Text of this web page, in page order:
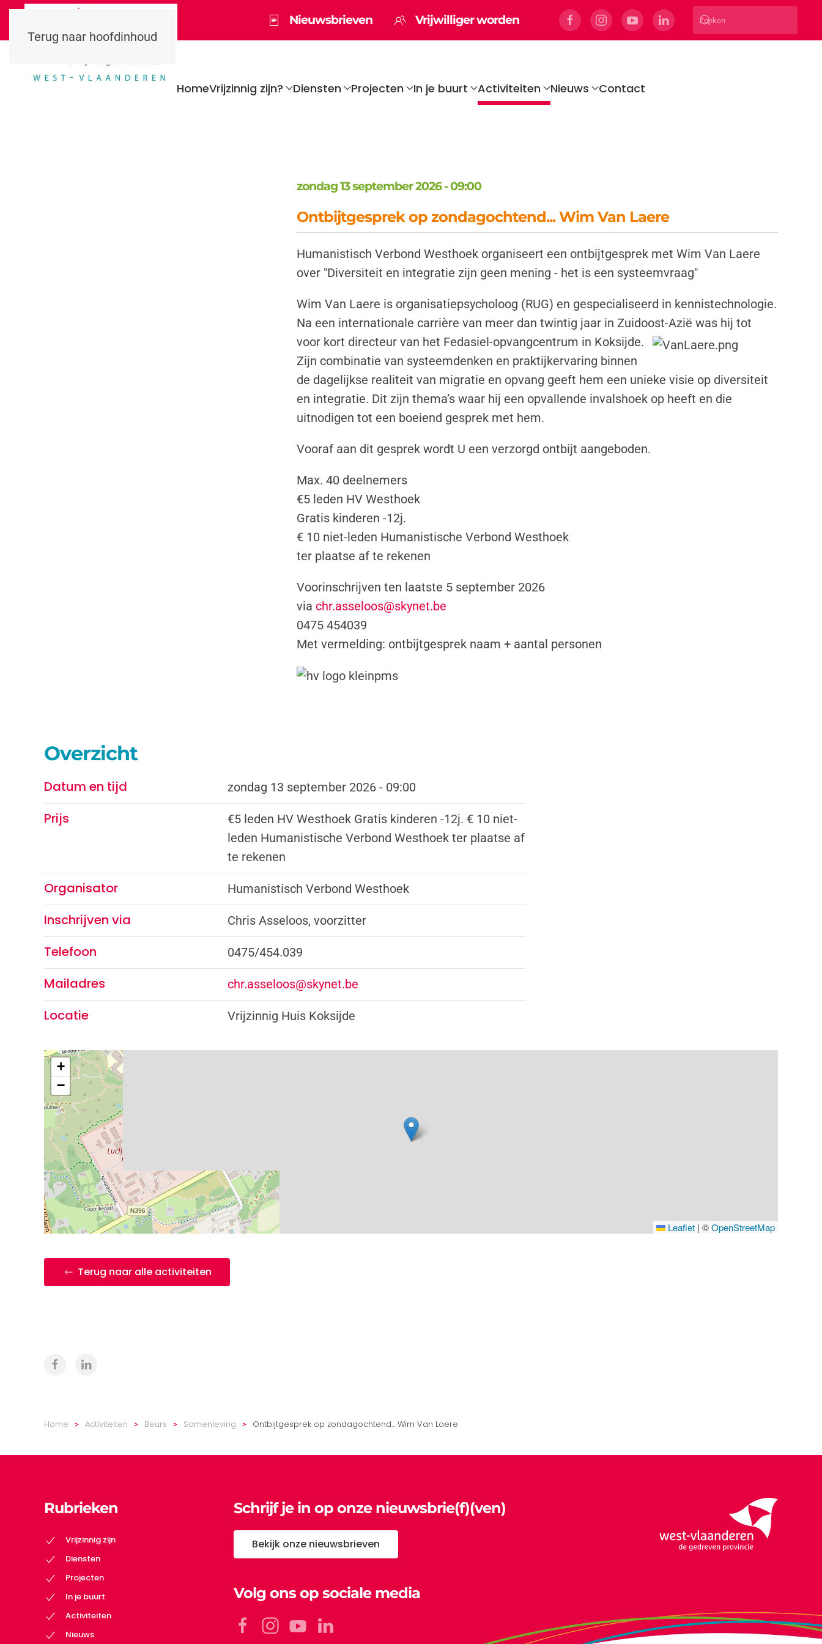
Terug naar hoofdinhoud
Nieuwsbrieven Vrijwilliger worden
HomeVrijzinnig zijn? Diensten Projecten In je buurt Activiteiten Nieuws Contact
zondag 13 september 2026 - 09:00
Ontbijtgesprek op zondagochtend... Wim Van Laere
Humanistisch Verbond Westhoek organiseert een ontbijtgesprek met Wim Van Laere
over "Diversiteit en integratie zijn geen mening - het is een systeemvraag"
Wim Van Laere is organisatiepsycholoog (RUG) en gespecialiseerd in kennistechnologie.
Na een internationale carrière van meer dan twintig jaar in Zuidoost-Azië was hij tot
voor kort directeur van het Fedasiel-opvangcentrum in Koksijde.
Zijn combinatie van systeemdenken en praktijkervaring binnen
de dagelijkse realiteit van migratie en opvang geeft hem een unieke visie op diversiteit
en integratie. Dit zijn thema’s waar hij een opvallende invalshoek op heeft en die
uitnodigen tot een boeiend gesprek met hem.
Vooraf aan dit gesprek wordt U een verzorgd ontbijt aangeboden.
Max. 40 deelnemers
€5 leden HV Westhoek
Gratis kinderen -12j.
€ 10 niet-leden Humanistische Verbond Westhoek
ter plaatse af te rekenen
Voorinschrijven ten laatste 5 september 2026
via chr.asseloos@skynet.be
0475 454039
Met vermelding: ontbijtgesprek naam + aantal personen
Overzicht
Datum en tijd zondag 13 september 2026 - 09:00
Prijs
€5 leden HV Westhoek Gratis kinderen -12j. € 10 niet-
leden Humanistische Verbond Westhoek ter plaatse af
te rekenen
Organisator Humanistisch Verbond Westhoek
Inschrijven via Chris Asseloos, voorzitter
Telefoon 0475/454.039
Mailadres chr.asseloos@skynet.be
Locatie Vrijzinnig Huis Koksijde
+
−
Leaflet | ©OpenStreetMap
Terug naar alle activiteiten
Home Activiteiten Beurs Samenleving Ontbijtgesprek op zondagochtend... Wim Van Laere
Rubrieken
Vrijzinnig zijn
Diensten
Projecten
In je buurt
Activiteiten
Nieuws
Schrijf je in op onze nieuwsbrie(f)(ven)
Bekijk onze nieuwsbrieven
Volg ons op sociale media